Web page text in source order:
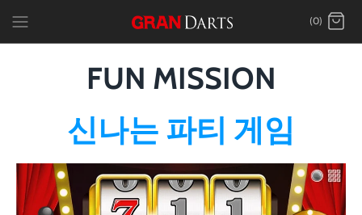
content
(0)
FUN MISSION
신나는 파티 게임